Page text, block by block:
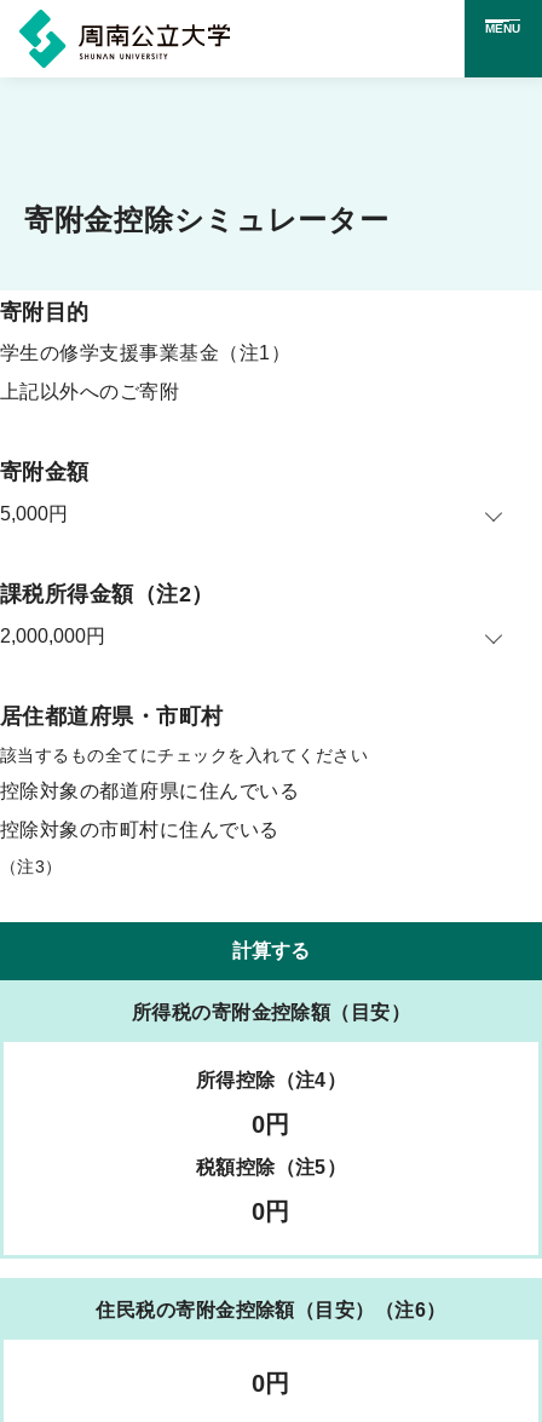
ン
ツ
に
キ
ッ
MENU
寄附金控除シミュレーター
寄附目的
学生の修学支援事業基金 （注1）
上記以外へのご寄附
寄附金額
課税所得金額（注2）
居住都道府県・市町村
該当するもの全てにチェックを入れてください
控除対象の都道府県に住んでいる
控除対象の市町村に住んでいる
（注3）
計算する
所得税の寄附金控除額（目安）
所得控除（注4）
0円
税額控除（注5）
0円
住民税の寄附金控除額（目安） （注6）
0円